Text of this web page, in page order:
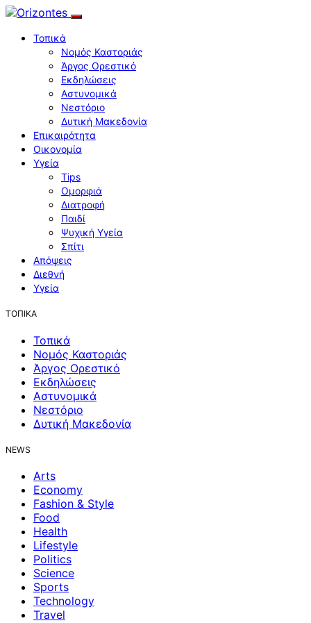
Τοπικά
Νομός Καστοριάς
Άργος Ορεστικό
Εκδηλώσεις
Αστυνομικά
Νεστόριο
Δυτική Μακεδονία
Επικαιρότητα
Οικονομία
Υγεία
Tips
Ομορφιά
Διατροφή
Παιδί
Ψυχική Υγεία
Σπίτι
Απόψεις
Διεθνή
Υγεία
ΤΟΠΙΚΑ
Τοπικά
Νομός Καστοριάς
Άργος Ορεστικό
Εκδηλώσεις
Αστυνομικά
Νεστόριο
Δυτική Μακεδονία
NEWS
Arts
Economy
Fashion & Style
Food
Health
Lifestyle
Politics
Science
Sports
Technology
Travel